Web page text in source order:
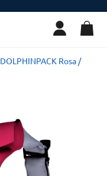
DOLPHINPACK Rosa /